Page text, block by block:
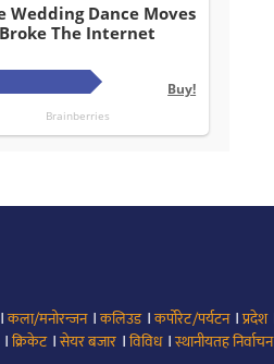
।कला/मनोरन्जन।कलिउड।कर्पोरेट/पर्यटन।प्रदेश
।क्रिकेट।सेयर बजार ।विविध।स्थानीयतह निर्वाचन